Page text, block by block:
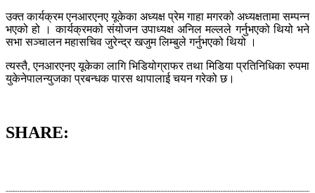
उक्त कार्यक्रम एनआरएनए यूकेका अध्यक्ष प्रेम गाहा मगरको अध्यक्षतामा सम्पन्न
भएको हो । कार्यक्रमको संयोजन उपाध्यक्ष अनिल मल्लले गर्नुभएको थियो भने
सभा सञ्चालन महासचिव जुरेन्द्र खजुम लिम्बुले गर्नुभएको थियो ।
त्यस्तै, एनआरएनए यूकेका लागि भिडियोग्राफर तथा मिडिया प्रतिनिधिका रुपमा
युकेनेपालन्युजका प्रबन्धक पारस थापालाई चयन गरेको छ।
SHARE: